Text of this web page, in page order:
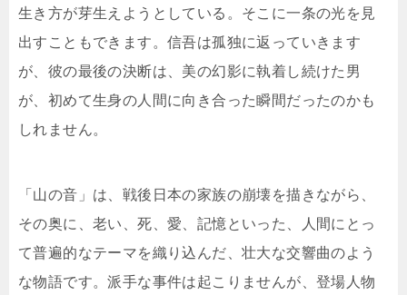
生き方が芽生えようとしている。そこに一条の光を見
出すこともできます。信吾は孤独に返っていきます
が、彼の最後の決断は、美の幻影に執着し続けた男
が、初めて生身の人間に向き合った瞬間だったのかも
しれません。
「山の音」は、戦後日本の家族の崩壊を描きながら、
その奥に、老い、死、愛、記憶といった、人間にとっ
て普遍的なテーマを織り込んだ、壮大な交響曲のよう
な物語です。派手な事件は起こりませんが、登場人物